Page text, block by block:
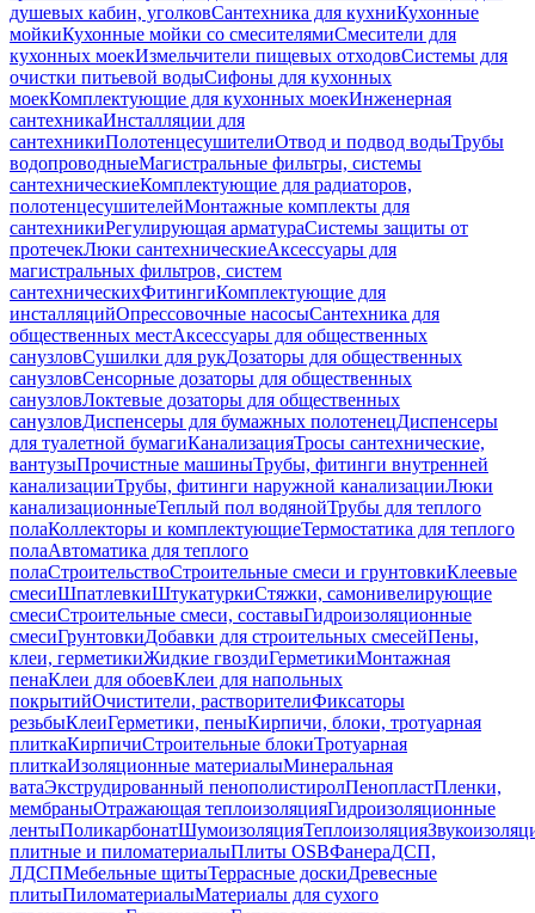
душевых кабин, уголковСантехника для кухниКухонные
мойкиКухонные мойки со смесителямиСмесители для
кухонных моекИзмельчители пищевых отходовСистемы для
очистки питьевой водыСифоны для кухонных
моекКомплектующие для кухонных моекИнженерная
сантехникаИнсталляции для
сантехникиПолотенцесушителиОтвод и подвод водыТрубы
водопроводныеМагистральные фильтры, системы
сантехническиеКомплектующие для радиаторов,
полотенцесушителейМонтажные комплекты для
сантехникиРегулирующая арматураСистемы защиты от
протечекЛюки сантехническиеАксессуары для
магистральных фильтров, систем
сантехническихФитингиКомплектующие для
инсталляцийОпрессовочные насосыСантехника для
общественных местАксессуары для общественных
санузловСушилки для рукДозаторы для общественных
санузловСенсорные дозаторы для общественных
санузловЛоктевые дозаторы для общественных
санузловДиспенсеры для бумажных полотенецДиспенсеры
для туалетной бумагиКанализацияТросы сантехнические,
вантузыПрочистные машиныТрубы, фитинги внутренней
канализацииТрубы, фитинги наружной канализацииЛюки
канализационныеТеплый пол водянойТрубы для теплого
полаКоллекторы и комплектующиеТермостатика для теплого
полаАвтоматика для теплого
полаСтроительствоСтроительные смеси и грунтовкиКлеевые
смесиШпатлевкиШтукатуркиСтяжки, самонивелирующие
смесиСтроительные смеси, составыГидроизоляционные
смесиГрунтовкиДобавки для строительных смесейПены,
клеи, герметикиЖидкие гвоздиГерметикиМонтажная
пенаКлеи для обоевКлеи для напольных
покрытийОчистители, растворителиФиксаторы
резьбыКлеиГерметики, пеныКирпичи, блоки, тротуарная
плиткаКирпичиСтроительные блокиТротуарная
плиткаИзоляционные материалыМинеральная
ватаЭкструдированный пенополистиролПенопластПленки,
мембраныОтражающая теплоизоляцияГидроизоляционные
лентыПоликарбонатШумоизоляцияТеплоизоляция
плитные и пиломатериалыПлиты OSBФанераДСП,
ЛДСПМебельные щитыТеррасные доскиДревесные
плитыПиломатериалыМатериалы для сухого